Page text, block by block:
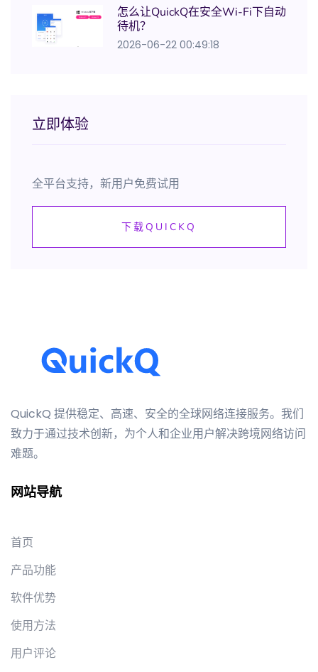
怎么让QuickQ在安全Wi-Fi下自动
待机？
2026-06-22 00:49:18
立即体验
全平台支持，新用户免费试用
下载QUICKQ
QuickQ 提供稳定、高速、安全的全球网络连接服务。我们
致力于通过技术创新，为个人和企业用户解决跨境网络访问
难题。
网站导航
首页
产品功能
软件优势
使用方法
用户评论